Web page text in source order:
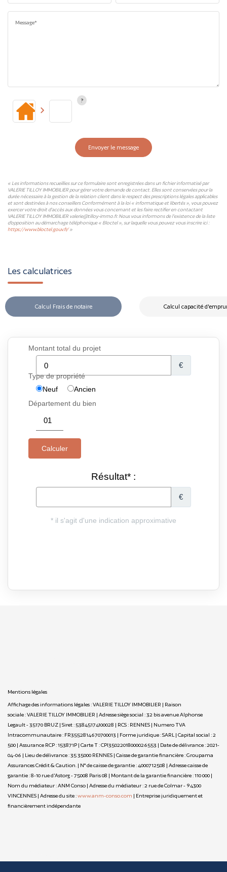
Message*
Envoyer le message
« Les informations recueillies sur ce formulaire sont enregistrées dans un fichier informatisé par
VALERIE TILLOY IMMOBILIER pour gérer votre demande de contact. Elles sont conservées pour la
durée nécessaire à la gestion de la relation client dans le respect des prescriptions légales applicables
et sont destinées à nos conseillers Conformément à la loi « informatique et libertés », vous pouvez
exercer votre droit d'accès aux données vous concernant et les faire rectifier en contactant
VALERIE TILLOY IMMOBILIER valerie@tilloy-immo.fr. Nous vous informons de l'existence de la liste
d'opposition au démarchage téléphonique « Bloctel », sur laquelle vous pouvez vous inscrire ici :
https://www.bloctel.gouv.fr/»
Les calculatrices
Calcul Frais de notaire Calcul capacité
Mentions légales
Affichage des informations légales : VALERIE TILLOY IMMOBILIER | Raison
sociale : VALERIE TILLOY IMMOBILIER | Adresse siège social : 32 bis avenue Alphonse
Legault - 35170 BRUZ | Siret : 53845174100028 | RCS : RENNES | Numero TVA
Intracommunautaire : FR3552814670700013 | Forme juridique : SARL | Capital social : 2
500 | Assurance RCP : 153871P | Carte T : CPI35022018000026553 | Date de délivrance : 2021-
04-06 | Lieu de délivrance : 35 35000 RENNES | Caisse de garantie financière : Groupama
Assurances Crédit & Caution. | N° de caisse de garantie : 4000712508 | Adresse caisse de
garantie : 8-10 rue d'Astorg - 75008 Paris 08 | Montant de la garantie financière : 110 000 |
Nom du médiateur : ANM Conso | Adresse du médiateur : 2 rue de Colmar - 94300
VINCENNES | Adresse du site :www.anm-conso.com | Entreprise juridiquement et
financièrement indépendante